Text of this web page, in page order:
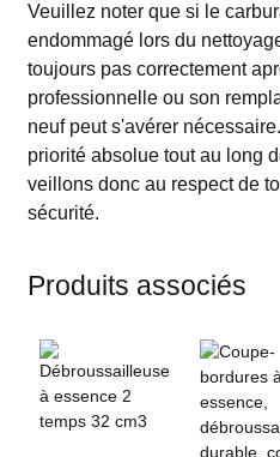
Veuillez noter que si le
endommagé lors du
toujours pas correctement
professionnelle ou son
neuf peut s'avérer
priorité absolue tout au long
veillons donc au respect de
sécurité.
Produits associés